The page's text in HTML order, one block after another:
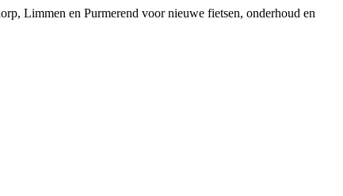
Limmen en Purmerend voor nieuwe fietsen, onderhoud en